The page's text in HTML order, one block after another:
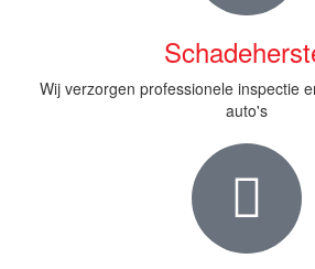
Wij verzorgen professionele inspectie
auto's